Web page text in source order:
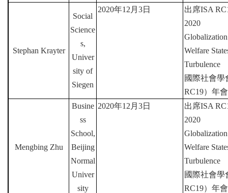
Stephan Krayter
Social
Science
s,
Univer
sity of
Siegen
2020年12 月 3日 出席ISA
2020
Welfare
Turbulence
國際社會學
RC19）年會
Mengbing Zhu
Busine
ss
School,
Beijing
Normal
Univer
sity
2020年12 月 3日 出席ISA
2020
Welfare
Turbulence
國際社會學
RC19）年會